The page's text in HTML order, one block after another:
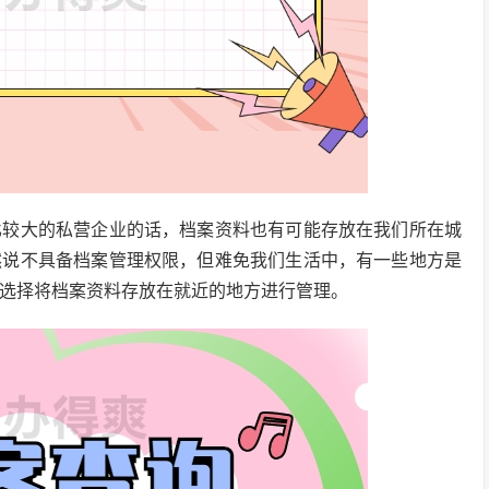
大的私营企业的话，档案资料也有可能存放在我们所在城
不具备档案管理权限，但难免我们生活中，有一些地方是
择将档案资料存放在就近的地方进行管理。